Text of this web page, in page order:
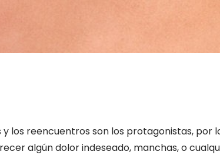
los reencuentros son los protagonistas, por
algún dolor indeseado, manchas, o